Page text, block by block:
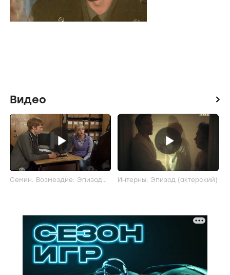
Видео icon
Семин. Возмездие: Эпизод
Интерны: Эпизод (актерский)